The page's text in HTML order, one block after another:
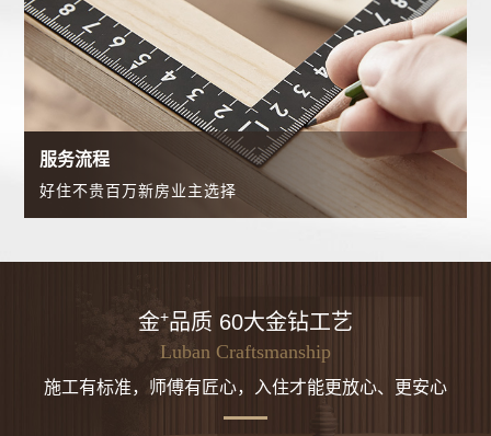
服务流程
好住不贵百万新房业主选择
金+品质 60大金钻工艺
Luban Craftsmanship
施工有标准，师傅有匠心，入住才能更放心、更安心